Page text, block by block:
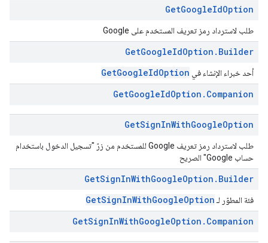
GetGoogleIdOption
طلب لاسترداد رمز تعريف المستخدم على Google
GetGoogleIdOption . Builder
أحد خبراء الإنشاء في GetGoogleIdOption
GetGoogleIdOption . Companion
GetSignInWithGoogleOption
طلب لاسترداد رمز تعريف Google للمستخدم من زرّ "تسجيل الدخول باستخدام
حساب Google" الصريح
GetSignInWithGoogleOption . Builder
فئة المطوّر لـ GetSignInWithGoogleOption
GetSignInWithGoogleOption . Companion